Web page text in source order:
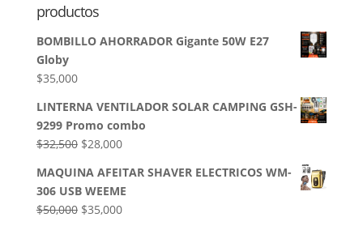
productos
BOMBILLO AHORRADOR Gigante 50W E27
Globy
$35,000
LINTERNA VENTILADOR SOLAR CAMPING GSH-
9299 Promo combo
$32,500 El
original
era:
$32,500.
$28,000El
actual
es:
$28,000.
MAQUINA AFEITAR SHAVER ELECTRICOS WM-
306 USB WEEME
$50,000 El
$35,000El